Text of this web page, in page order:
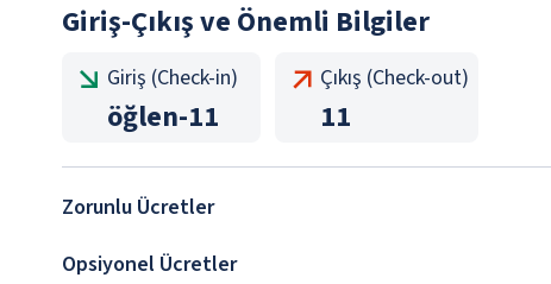
Giriş-Çıkış ve Önemli Bilgiler
Giriş (Check-in)
öğlen-11
Çıkış (Check-out)
11
Zorunlu Ücretler
Opsiyonel Ücretler